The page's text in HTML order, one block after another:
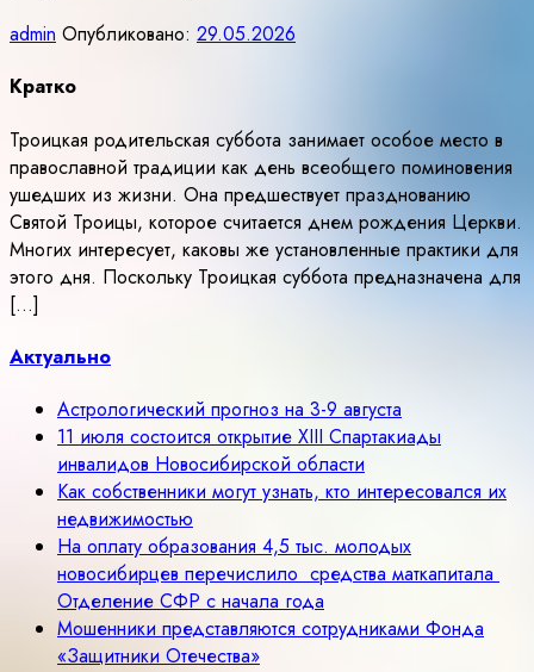
admin Опубликовано: 29.05.2026
Кратко
Троицкая родительская суббота занимает особое место в
православной традиции как день всеобщего поминовения
ушедших из жизни. Она предшествует празднованию
Святой Троицы, которое считается днем рождения Церкви.
Многих интересует, каковы же установленные практики для
этого дня. Поскольку Троицкая суббота предназначена для
[…]
Актуально
Астрологический прогноз на 3-9 августа
11 июля состоится открытие ХIII Спартакиады
инвалидов Новосибирской области
Как собственники могут узнать, кто интересовался их
недвижимостью
На оплату образования 4,5 тыс. молодых
новосибирцев перечислило средства маткапитала
Отделение СФР с начала года
Мошенники представляются сотрудниками Фонда
«Защитники Отечества»